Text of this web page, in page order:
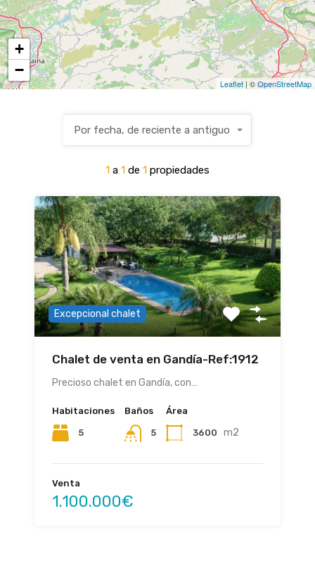
+
−
Leaflet | ©OpenStreetMap
1 a 1 de 1 propiedades
Por fecha, de reciente a antiguo
Excepcional chalet
Chalet de venta en Gandía-Ref:1912
Precioso chalet en Gandía, con…
Habitaciones
5
Baños
5
Área
3600 m2
Venta
1.100.000€